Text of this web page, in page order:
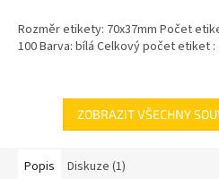
Rozměr etikety: 70x37mm Počet
100 Barva: bílá Celkový počet etiket :
ZOBRAZIT VŠECHNY
Popis Diskuze (1)